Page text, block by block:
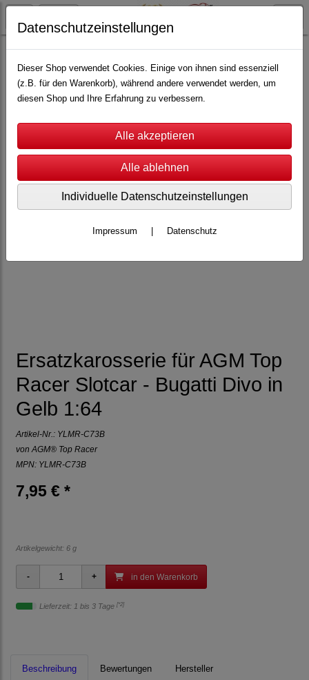
Top-Racer Scale 1:64 Ersatzkarosserien
Ersatzkarosserie für AGM Top
Racer Slotcar - Bugatti Divo in
Gelb 1:64
Artikel-Nr.: YLMR-C73B
von AGM® Top Racer
MPN: YLMR-C73B
7,95 € *
Artikelgewicht: 6 g
in den Warenkorb
Lieferzeit: 1 bis 3 Tage [*2]
Beschreibung Bewertungen Hersteller
Datenschutzeinstellungen
Dieser Shop verwendet Cookies. Einige von ihnen sind essenziell
(z.B. für den Warenkorb), während andere verwendet werden, um
diesen Shop und Ihre Erfahrung zu verbessern.
Individuelle Datenschutzeinstellungen
Impressum Datenschutz